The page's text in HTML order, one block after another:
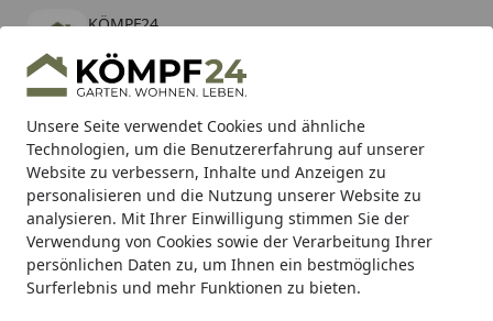
Unsere Seite verwendet Cookies und ähnliche
Technologien, um die Benutzererfahrung auf unserer
Website zu verbessern, Inhalte und Anzeigen zu
personalisieren und die Nutzung unserer Website zu
analysieren. Mit Ihrer Einwilligung stimmen Sie der
Verwendung von Cookies sowie der Verarbeitung Ihrer
persönlichen Daten zu, um Ihnen ein bestmögliches
Surferlebnis und mehr Funktionen zu bieten.
KÖMPF24
kostenlos - Im App Store
Hotline
Alle Produkte
Mein Konto
Suchen
Karibu Pools inkl. gratis Sandfilteranlage & Pool-
Starterset (Gesamtwert bis 468,99€)